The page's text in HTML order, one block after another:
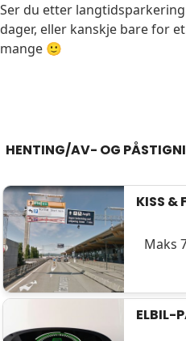
Ser du etter
dager, eller kanskje bare for
mange 🙂
HENTING/AV- OG
KISS &
Maks
ELBIL-